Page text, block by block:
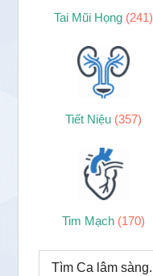
Tai Mũi Họng (241)
Tiết Niệu (357)
Tim Mạch (170)